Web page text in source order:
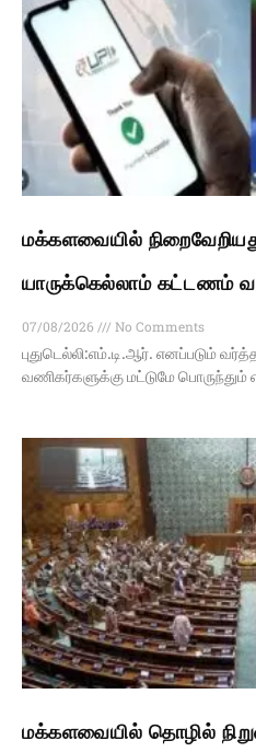
மக்களவையில்
யாருக்கெல்லாம் கட்டணம்
07/08/2026
No Comments
புதுடெல்லி:எம்.டி.ஆர். எனப்படும்
வணிகர்களுக்கு மட்டுமே பொருந்தும்
மக்களவையில் தொழில்